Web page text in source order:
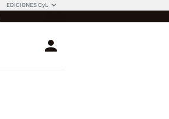
EDICIONES CyL
Login